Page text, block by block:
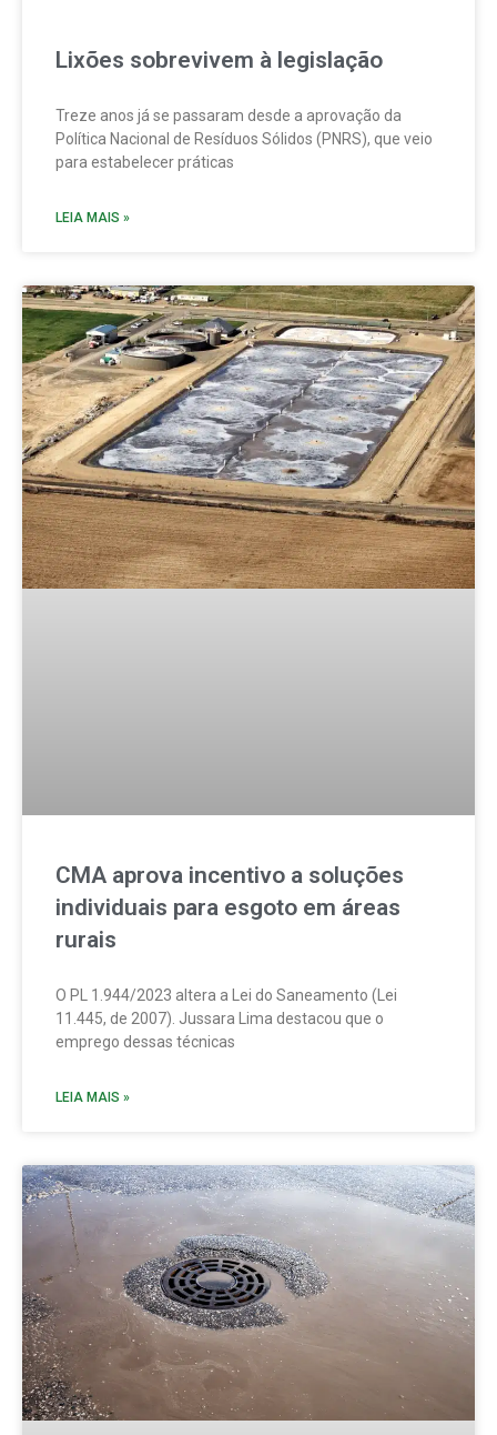
Lixões sobrevivem à legislação
Treze anos já se passaram desde a aprovação da
Política Nacional de Resíduos Sólidos (PNRS), que veio
para estabelecer práticas
LEIA MAIS »
CMA aprova incentivo a soluções
individuais para esgoto em áreas
rurais
O PL 1.944/2023 altera a Lei do Saneamento (Lei
11.445, de 2007). Jussara Lima destacou que o
emprego dessas técnicas
LEIA MAIS »